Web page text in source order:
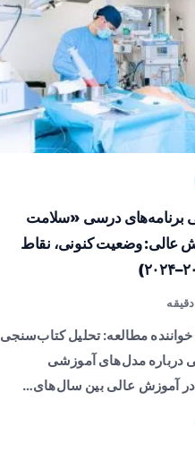
برنامه‌های درسی «سلامت
عالی: وضعیت کنونی، نقاط
مطالعه: تحلیل کتاب‌سنجی
درباره مدل‌های آموزشی
آموزش عالی بین سال‌های…